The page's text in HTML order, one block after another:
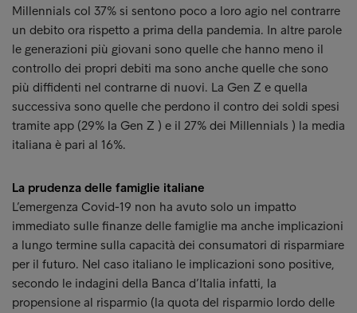
Millennials col 37% si sentono poco a loro agio nel contrarre
un debito ora rispetto a prima della pandemia. In altre parole
le generazioni più giovani sono quelle che hanno meno il
controllo dei propri debiti ma sono anche quelle che sono
più diffidenti nel contrarne di nuovi. La Gen Z e quella
successiva sono quelle che perdono il contro dei soldi spesi
tramite app (29% la Gen Z ) e il 27% dei Millennials ) la media
italiana è pari al 16%.
La prudenza delle famiglie italiane
L’emergenza Covid-19 non ha avuto solo un impatto
immediato sulle finanze delle famiglie ma anche implicazioni
a lungo termine sulla capacità dei consumatori di risparmiare
per il futuro. Nel caso italiano le implicazioni sono positive,
secondo le indagini della Banca d’Italia infatti, la
propensione al risparmio (la quota del risparmio lordo delle